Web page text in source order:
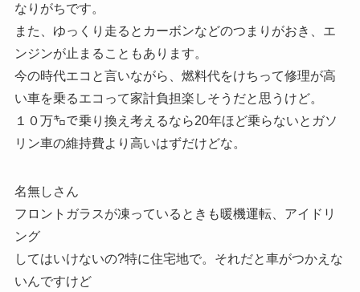
なりがちです。
また、ゆっくり走るとカーボンなどのつまりがおき、エ
ンジンが止まることもあります。
今の時代エコと言いながら、燃料代をけちって修理が高
い車を乗るエコって家計負担楽しそうだと思うけど。
１０万㌔で乗り換え考えるなら20年ほど乗らないとガソ
リン車の維持費より高いはずだけどな。
名無しさん
フロントガラスが凍っているときも暖機運転、アイドリ
ング
してはいけないの?特に住宅地で。それだと車がつかえな
いんですけど